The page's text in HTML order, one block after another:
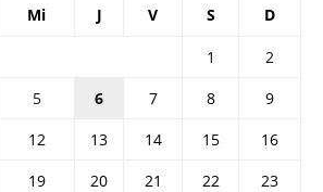
Mi J V S D
1
2
5 6 7 8
9
12 13 14 15
16
19 20 21 22
23